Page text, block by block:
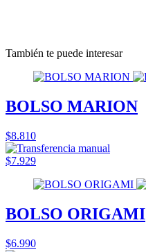
También te puede interesar
BOLSO MARION
$8.810
$7.929
BOLSO ORIGAMI
$6.990